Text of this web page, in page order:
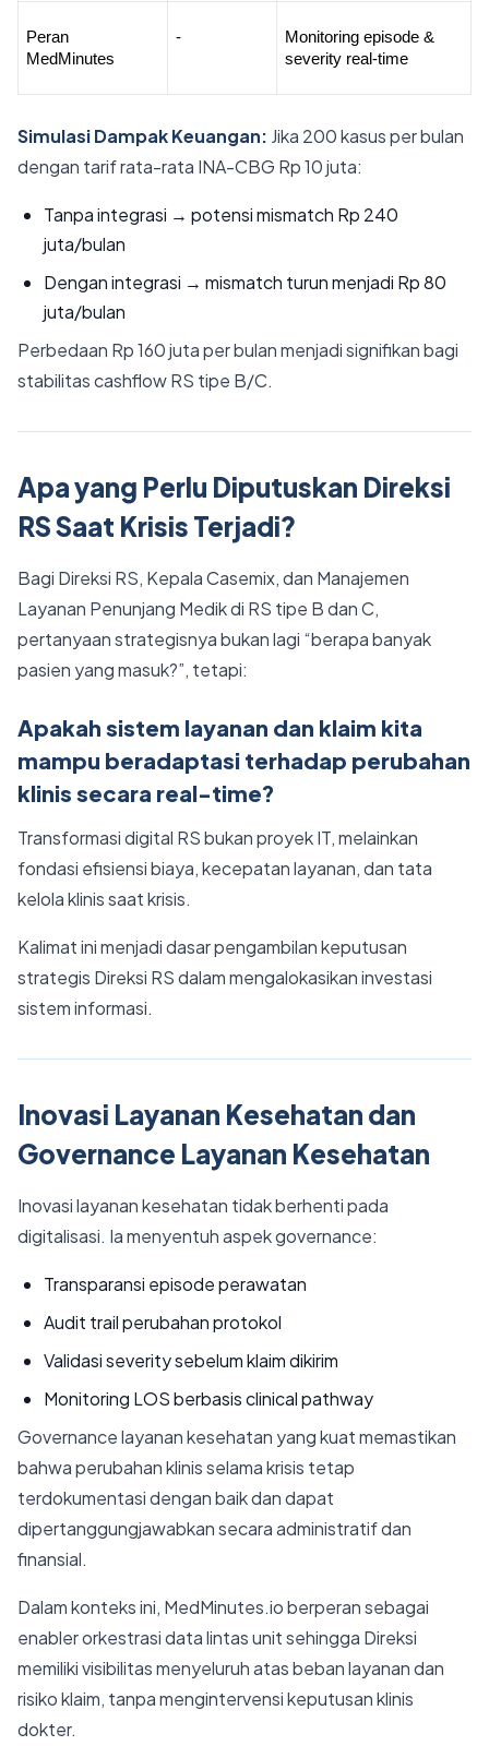
Peran
MedMinutes
-
Monitoring episode &
severity real-time
Simulasi Dampak Keuangan: Jika 200 kasus per bulan
dengan tarif rata-rata INA-CBG Rp 10 juta:
Tanpa integrasi → potensi mismatch Rp 240
juta/bulan
Dengan integrasi → mismatch turun menjadi Rp 80
juta/bulan
Perbedaan Rp 160 juta per bulan menjadi signifikan bagi
stabilitas cashflow RS tipe B/C.
Apa yang Perlu Diputuskan Direksi
RS Saat Krisis Terjadi?
Bagi Direksi RS, Kepala Casemix, dan Manajemen
Layanan Penunjang Medik di RS tipe B dan C,
pertanyaan strategisnya bukan lagi “berapa banyak
pasien yang masuk?”, tetapi:
Apakah sistem layanan dan klaim kita
mampu beradaptasi terhadap perubahan
klinis secara real-time?
Transformasi digital RS bukan proyek IT, melainkan
fondasi efisiensi biaya, kecepatan layanan, dan tata
kelola klinis saat krisis.
Kalimat ini menjadi dasar pengambilan keputusan
strategis Direksi RS dalam mengalokasikan investasi
sistem informasi.
Inovasi Layanan Kesehatan dan
Governance Layanan Kesehatan
Inovasi layanan kesehatan tidak berhenti pada
digitalisasi. Ia menyentuh aspek governance:
Transparansi episode perawatan
Audit trail perubahan protokol
Validasi severity sebelum klaim dikirim
Monitoring LOS berbasis clinical pathway
Governance layanan kesehatan yang kuat memastikan
bahwa perubahan klinis selama krisis tetap
terdokumentasi dengan baik dan dapat
dipertanggungjawabkan secara administratif dan
finansial.
Dalam konteks ini, MedMinutes.io berperan sebagai
enabler orkestrasi data lintas unit sehingga Direksi
memiliki visibilitas menyeluruh atas beban layanan dan
risiko klaim, tanpa mengintervensi keputusan klinis
dokter.